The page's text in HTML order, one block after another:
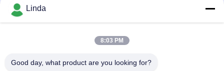
Linda
8:03 PM
Good day, what product are you looking for?